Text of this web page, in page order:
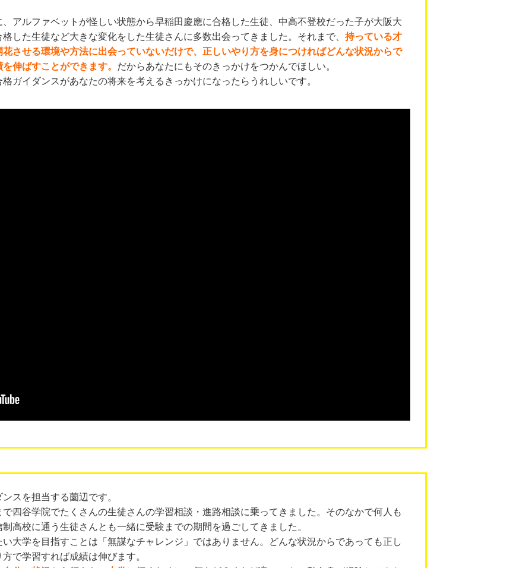
、アルファベットが怪しい状態から早稲田慶應に合格した生徒、中高不登校だった子が大阪大
した生徒など大きな変化をした生徒さんに多数出会ってきました。それまで、 持っている才
花させる環境や方法に出会っていないだけで、正しいやり方を身につければどんな状況からで
伸ばすことができます。 だからあなたにもそのきっかけをつかんでほしい。
ガイダンスがあなたの将来を考えるきっかけになったらうれしいです。
スを担当する薗辺です。
で四谷学院でたくさんの生徒さんの学習相談・進路相談に乗ってきました。そのなかで何人も
高校に通う生徒さんとも一緒に受験までの期間を過ごしてきました。
い大学を目指すことは「無謀なチャレンジ」ではありません。どんな状況からであっても正し
で学習すれば成績は伸びます。